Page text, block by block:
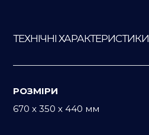
ТЕХНІЧНІ ХАРАКТЕРИСТИКИ
РОЗМІРИ
670 х 350 х 440 мм